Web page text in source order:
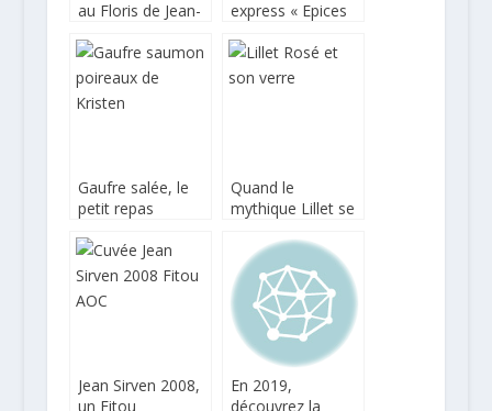
au Floris de Jean-
express « Epices
Uncle Ben’s
Gaufre salée, le
petit repas
Quand le
mythique Lillet se
rose
Jean Sirven 2008,
un Fitou
En 2019,
découvrez la